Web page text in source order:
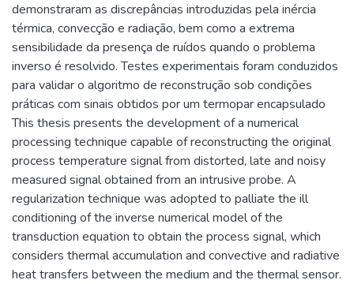
demonstraram as discrepâncias introduzidas pela inércia
térmica, convecção e radiação, bem como a extrema
sensibilidade da presença de ruídos quando o problema
inverso é resolvido. Testes experimentais foram conduzidos
para validar o algoritmo de reconstrução sob condições
práticas com sinais obtidos por um termopar encapsulado
This thesis presents the development of a numerical
processing technique capable of reconstructing the original
process temperature signal from distorted, late and noisy
measured signal obtained from an intrusive probe. A
regularization technique was adopted to palliate the ill
conditioning of the inverse numerical model of the
transduction equation to obtain the process signal, which
considers thermal accumulation and convective and radiative
heat transfers between the medium and the thermal sensor.